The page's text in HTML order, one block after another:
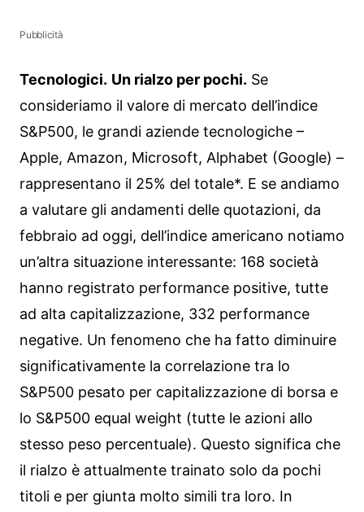
Pubblicità
Tecnologici. Un rialzo per pochi. Se
consideriamo il valore di mercato dell’indice
S&P500, le grandi aziende tecnologiche –
Apple, Amazon, Microsoft, Alphabet (Google) –
rappresentano il 25% del totale*. E se andiamo
a valutare gli andamenti delle quotazioni, da
febbraio ad oggi, dell’indice americano notiamo
un’altra situazione interessante: 168 società
hanno registrato performance positive, tutte
ad alta capitalizzazione, 332 performance
negative. Un fenomeno che ha fatto diminuire
significativamente la correlazione tra lo
S&P500 pesato per capitalizzazione di borsa e
lo S&P500 equal weight (tutte le azioni allo
stesso peso percentuale). Questo significa che
il rialzo è attualmente trainato solo da pochi
titoli e per giunta molto simili tra loro. In